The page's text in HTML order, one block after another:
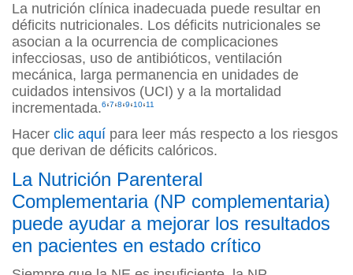
La nutrición clínica inadecuada puede resultar en
déficits nutricionales. Los déficits nutricionales se
asocian a la ocurrencia de complicaciones
infecciosas, uso de antibióticos, ventilación
mecánica, larga permanencia en unidades de
cuidados intensivos (UCI) y a la mortalidad
incrementada.6‘7‘8‘9‘10‘11
Hacer clic aquí para leer más respecto a los riesgos
que derivan de déficits calóricos.
La Nutrición Parenteral
Complementaria (NP complementaria)
puede ayudar a mejorar los resultados
en pacientes en estado crítico